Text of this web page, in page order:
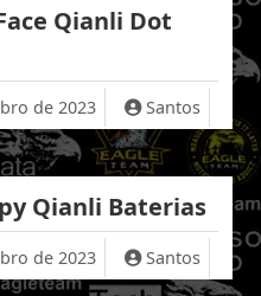
Qianli Dot
de 2023 Santos
Qianli Baterias
de 2023 Santos